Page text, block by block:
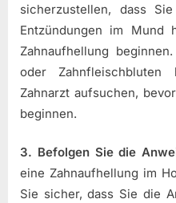
sicherzustellen, dass
Entzündungen im Mund
Zahnaufhellung
oder
Zahnarzt aufsuchen,
beginnen.
3. Befolgen Sie die
eine Zahnaufhellung im
Sie sicher, dass Sie die